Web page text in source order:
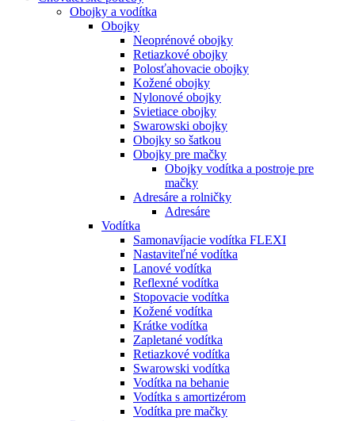
Obojky a vodítka
Obojky
Neoprénové obojky
Retiazkové obojky
Polosťahovacie obojky
Kožené obojky
Nylonové obojky
Svietiace obojky
Swarowski obojky
Obojky so šatkou
Obojky pre mačky
Obojky vodítka a postroje pre
mačky
Adresáre a rolničky
Adresáre
Vodítka
Samonavíjacie vodítka FLEXI
Nastaviteľné vodítka
Lanové vodítka
Reflexné vodítka
Stopovacie vodítka
Kožené vodítka
Krátke vodítka
Zapletané vodítka
Retiazkové vodítka
Swarowski vodítka
Vodítka na behanie
Vodítka s amortizérom
Vodítka pre mačky